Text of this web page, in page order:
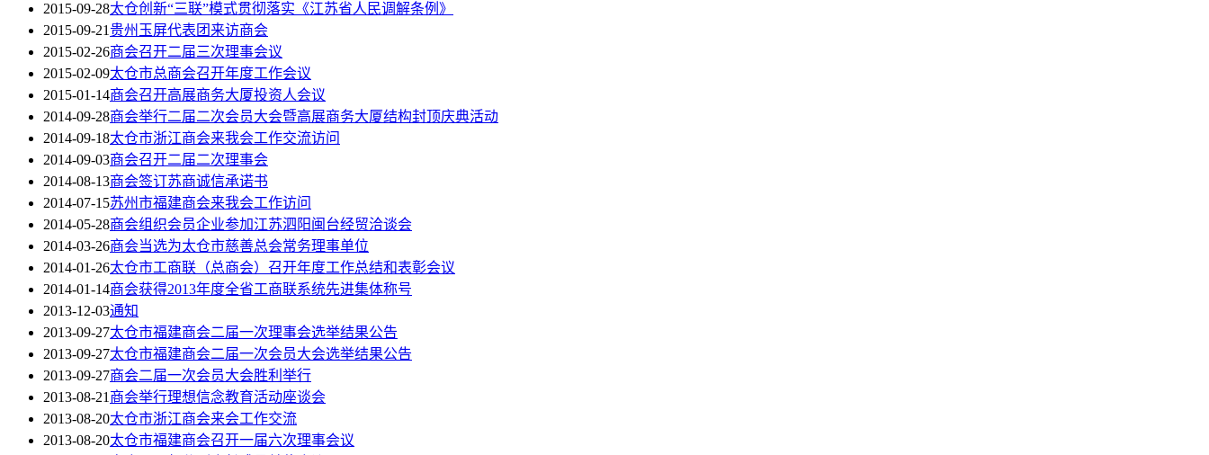
2015-09-28太仓创新“三联”模式贯彻落实《江苏省人民调解条例》
2015-09-21贵州玉屏代表团来访商会
2015-02-26商会召开二届三次理事会议
2015-02-09太仓市总商会召开年度工作会议
2015-01-14商会召开高展商务大厦投资人会议
2014-09-28商会举行二届二次会员大会暨高展商务大厦结构封顶庆典活动
2014-09-18太仓市浙江商会来我会工作交流访问
2014-09-03商会召开二届二次理事会
2014-08-13商会签订苏商诚信承诺书
2014-07-15苏州市福建商会来我会工作访问
2014-05-28商会组织会员企业参加江苏泗阳闽台经贸洽谈会
2014-03-26商会当选为太仓市慈善总会常务理事单位
2014-01-26太仓市工商联（总商会）召开年度工作总结和表彰会议
2014-01-14商会获得2013年度全省工商联系统先进集体称号
2013-12-03通知
2013-09-27太仓市福建商会二届一次理事会选举结果公告
2013-09-27太仓市福建商会二届一次会员大会选举结果公告
2013-09-27商会二届一次会员大会胜利举行
2013-08-21商会举行理想信念教育活动座谈会
2013-08-20太仓市浙江商会来会工作交流
2013-08-20太仓市福建商会召开一届六次理事会议